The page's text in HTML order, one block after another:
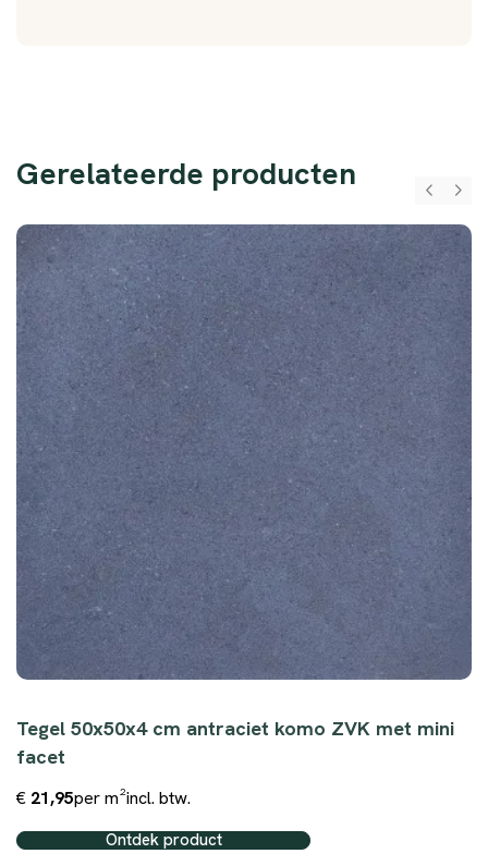
Gerelateerde producten
Tegel 50x50x4 cm antraciet komo ZVK met mini
facet
€ 21,95per m²incl. btw.
Ontdek product